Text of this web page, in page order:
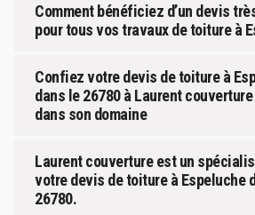
Comment bénéficiez d’un devis
pour tous vos travaux de toiture à
Confiez votre devis de toiture à
dans le 26780 à Laurent
dans son domaine
Laurent couverture est un
votre devis de toiture à Espeluche
26780.